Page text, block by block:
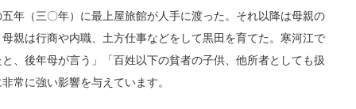
（三〇年）に最上屋旅館が人手に渡った。それ以降は母親の
親は行商や内職、土方仕事などをして黒田を育てた。寒河江で
、後年母が言う」「百姓以下の貧者の子供、他所者としても扱
常に強い影響を与えています。